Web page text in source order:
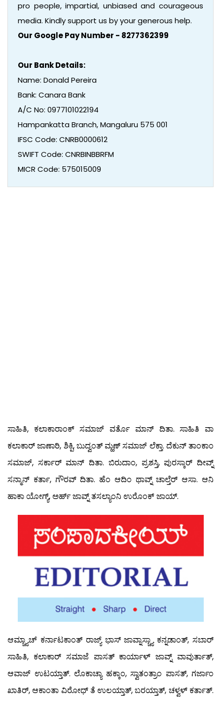
pro people, impartial, unbiased and courageous
media. Kindly support us by your generous help.
Our Google Pay Number - 8277362399
Our Bank Details:
Name: Donald Pereira
Bank: Canara Bank
A/C No: 0977101022194
Hampankatta Branch, Mangaluru 575 001
IFSC Code: CNRB0000612
SWIFT Code: CNRBINBBRFM
MICR Code: 575015009
ಸಾಹಿತಿ, ಕಲಾಕಾರಾಂಕ್ ಸಮಾಜ್ ವರ್ತೊ ಮಾನ್ ದಿತಾ. ಸಾಹಿತಿ ವಾ
ಕಲಾಕಾರ್ ಜಾಣಾರಿ, ಶಿಕ್ಪಿ, ಬುದ್ವಂತ್ ಮ್ಹಣ್ ಸಮಾಜ್ ಲೆಕ್ತಾ. ದೆಕುನ್ ತಾಂಕಾಂ
ಸಮಾಜ್, ಸರ್ಕಾರ್ ಮಾನ್ ದಿತಾ. ಬಿರುದಾಂ, ಪ್ರಶಸ್ತಿ, ಪುರಸ್ಕಾರ್ ದೀವ್ನ್
ಸನ್ಮಾನ್ ಕರ್ತಾ, ಗೌರವ್ ದಿತಾ. ಹೆಂ ಆದಿಂ ಥಾವ್ನ್ ಚಾಲ್ತೆರ್ ಆಸಾ. ಆನಿ
ಹಾಕಾ ಯೋಗ್ಯ್, ಅರ್ಹ್ ಜಾವ್ನ್ ತಸಲ್ಯಾಂನಿ ಉರೊಂಕ್ ಜಾಯ್.
ಆಮ್ಚ್ಯಾಚ್ ಕರ್ನಾಟಕಾಂತ್ ರಾಜ್ಯ್ ಭಾಸ್ ಜಾವ್ನಾಸ್ಚ್ಯಾ ಕನ್ನಡಾಂತ್, ಸಬಾರ್
ಸಾಹಿತಿ, ಕಲಾಕಾರ್ ಸಮಾಜೆ ಪಾಸತ್ ಕಾರ್ಯಾಳ್ ಜಾವ್ನ್ ವಾವುರ್ತಾತ್,
ಆವಾಜ್ ಉಟಯ್ತಾತ್. ಲೊಕಾಚ್ಯಾ ಹಕ್ಕಾಂ, ಸ್ವಾತಂತ್ರಾಂ ಪಾಸತ್, ಗರ್ಜಾಂ
ಖಾತಿರ್, ಆಕಾಂತಾ ವಿರೋಧ್ ತೆ ಉಲಯ್ತಾತ್, ಬರಯ್ತಾತ್, ಚಳ್ವಳ್ ಕರ್ತಾತ್.